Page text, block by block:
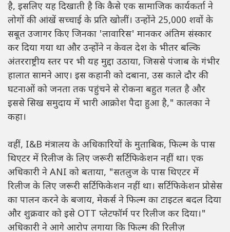
है, इसलिए यह दिखाती है कि कैसे एक सामाजिक कार्यकर्ता ने
लोगों की आंखें सच्चाई के प्रति खोलीं। उन्होंने 25,000 शवों के
सबूत उजागर किए जिनका 'लावारिस' मानकर अंतिम संस्कार
कर दिया गया था और उन्होंने न केवल देश के भीतर बल्कि
अंतरराष्ट्रीय स्तर पर भी यह मुद्दा उठाया, जिससे पंजाब के गंभीर
हालात सामने आए। इस कहानी को दबाना, उस काले दौर की
घटनाओं को जनता तक पहुंचने से रोकना बहुत गलत है और
इससे सिख समुदाय में भारी आक्रोश पैदा हुआ है," कालका ने
कहा।
वहीं, I&B मंत्रालय के अधिकारियों के मुताबिक, फिल्म के पास
थिएटर में रिलीज के लिए जरूरी सर्टिफिकेशन नहीं था। एक
अधिकारी ने ANI को बताया, "सतलुज के पास थिएटर में
रिलीज के लिए जरूरी सर्टिफिकेशन नहीं था। सर्टिफिकेशन प्रोसेस
का पालन करने के बजाय, मेकर्स ने फिल्म का टाइटल बदल दिया
और शुक्रवार को इसे OTT प्लेटफॉर्म पर रिलीज कर दिया।"
अधिकारी ने आगे आरोप लगाया कि फिल्म की रिलीज़